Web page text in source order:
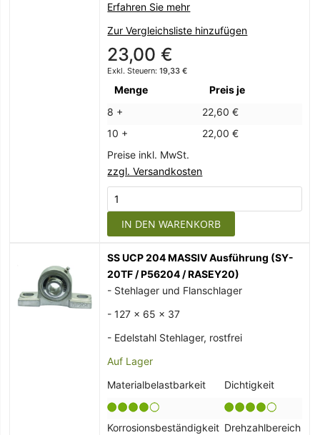
Erfahren Sie mehr
Zur Vergleichsliste hinzufügen
23,00 €
19,33 €
Menge
Preis je
8 +
22,60 €
10 +
22,00 €
Preise inkl. MwSt.
zzgl. Versandkosten
IN DEN WARENKORB
SS UCP 204 MASSIV Ausführung (SY-
20TF / P56204 / RASEY20)
- Stehlager und Flanschlager
- 127 x 65 x 37
- Edelstahl Stehlager, rostfrei
Auf Lager
Materialbelastbarkeit
Dichtigkeit
Korrosionsbeständigkeit Drehzahlbereich